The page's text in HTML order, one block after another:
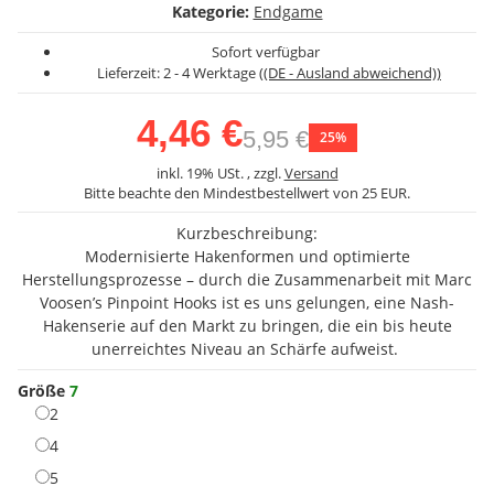
Kategorie: Endgame
Sofort verfügbar
Lieferzeit:2 - 4 Werktage((DE - Ausland abweichend))
4,46 €5,95 € 25%
inkl. 19% USt. , zzgl.Versand
Bitte beachte den Mindestbestellwert von 25 EUR.
Kurzbeschreibung:
Modernisierte Hakenformen und optimierte
Herstellungsprozesse – durch die Zusammenarbeit mit Marc
Voosen’s Pinpoint Hooks ist es uns gelungen, eine Nash-
Hakenserie auf den Markt zu bringen, die ein bis heute
unerreichtes Niveau an Schärfe aufweist.
Größe 7
2
44
55